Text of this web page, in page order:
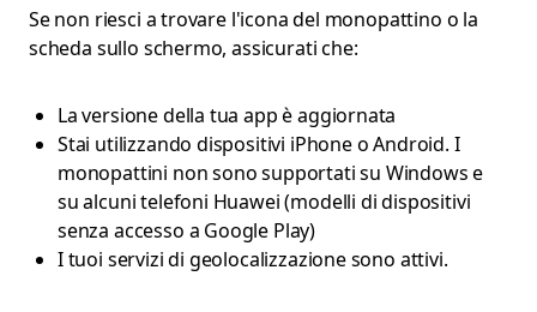
Se non riesci a trovare l'icona del monopattino o la
scheda sullo schermo, assicurati che:
La versione della tua app è aggiornata
Stai utilizzando dispositivi iPhone o Android. I
monopattini non sono supportati su Windows e
su alcuni telefoni Huawei (modelli di dispositivi
senza accesso a Google Play)
I tuoi servizi di geolocalizzazione sono attivi.